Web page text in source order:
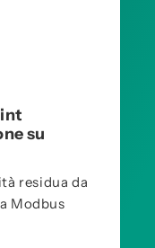
su
residua da
Modbus